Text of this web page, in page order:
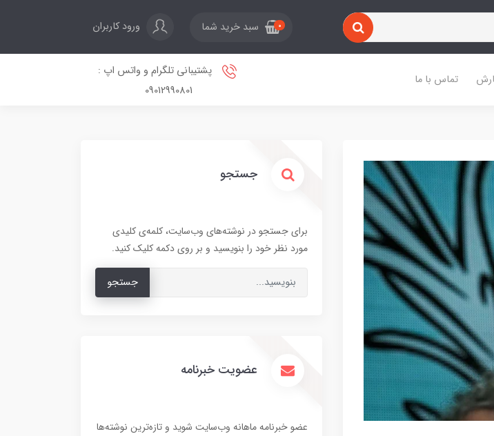
0 سبد خرید شما ورود کاربران
تماس با ما
پشتیبانی تلگرام و واتس اپ :
09012990801
جستجو
برای جستجو در نوشته‌های وب‌سایت، کلمه‌ی کلیدی
مورد نظر خود را بنویسید و بر روی دکمه کلیک کنید.
جستجو
عضویت خبرنامه
عضو خبرنامه ماهانه وب‌سایت شوید و تازه‌ترین نوشته‌ها